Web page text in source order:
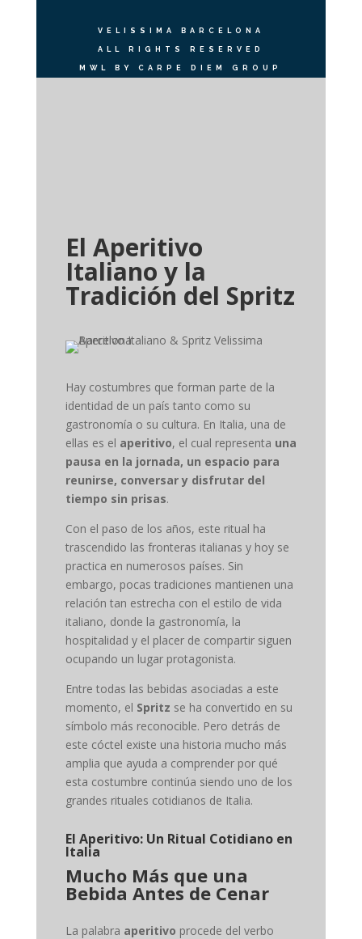
VELISSIMA BARCELONA
ALL RIGHTS RESERVED
MWL BY CARPE DIEM GROUP
El Aperitivo
Italiano y la
Tradición del Spritz
Hay costumbres que forman parte de la
identidad de un país tanto como su
gastronomía o su cultura. En Italia, una de
ellas es el aperitivo, el cual representa una
pausa en la jornada, un espacio para
reunirse, conversar y disfrutar del
tiempo sin prisas.
Con el paso de los años, este ritual ha
trascendido las fronteras italianas y hoy se
practica en numerosos países. Sin
embargo, pocas tradiciones mantienen una
relación tan estrecha con el estilo de vida
italiano, donde la gastronomía, la
hospitalidad y el placer de compartir siguen
ocupando un lugar protagonista.
Entre todas las bebidas asociadas a este
momento, el Spritz se ha convertido en su
símbolo más reconocible. Pero detrás de
este cóctel existe una historia mucho más
amplia que ayuda a comprender por qué
esta costumbre continúa siendo uno de los
grandes rituales cotidianos de Italia.
El Aperitivo: Un Ritual Cotidiano en
Italia
Mucho Más que una
Bebida Antes de Cenar
La palabra aperitivo procede del verbo